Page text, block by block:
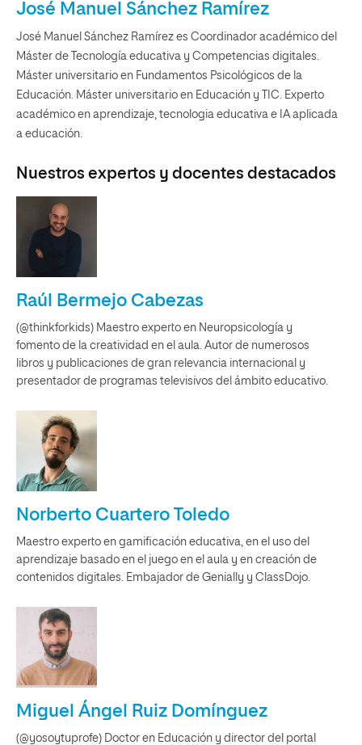
José Manuel Sánchez Ramírez
José Manuel Sánchez Ramírez es Coordinador académico del
Máster de Tecnología educativa y Competencias digitales.
Máster universitario en Fundamentos Psicológicos de la
Educación. Máster universitario en Educación y TIC. Experto
académico en aprendizaje, tecnologia educativa e IA aplicada
a educación.
Nuestros expertos y docentes destacados
Raúl Bermejo Cabezas
(@thinkforkids) Maestro experto en Neuropsicología y
fomento de la creatividad en el aula. Autor de numerosos
libros y publicaciones de gran relevancia internacional y
presentador de programas televisivos del ámbito educativo.
Norberto Cuartero Toledo
Maestro experto en gamificación educativa, en el uso del
aprendizaje basado en el juego en el aula y en creación de
contenidos digitales. Embajador de Genially y ClassDojo.
Miguel Ángel Ruiz Domínguez
(@yosoytuprofe) Doctor en Educación y director del portal